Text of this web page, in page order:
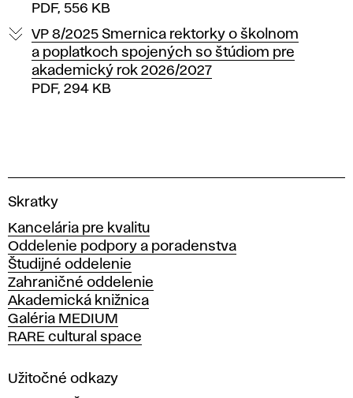
PDF, 556 KB
VP 8/2025 Smernica rektorky o školnom
a poplatkoch spojených so štúdiom pre
akademický rok 2026/2027
PDF, 294 KB
V
s
o
k
á
š
k
o
a
Skratky
Kancelária pre kvalitu
Oddelenie podpory a poradenstva
Študijné oddelenie
Zahraničné oddelenie
Akademická knižnica
Galéria MEDIUM
RARE cultural space
Užitočné odkazy